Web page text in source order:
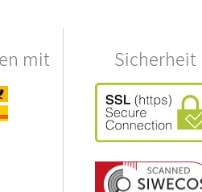
mit Sicherheit